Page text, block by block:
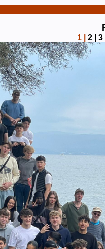
1| 2 | 3 |